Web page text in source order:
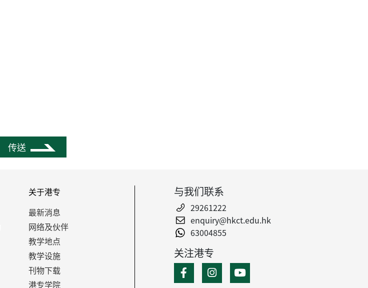
传送
关于港专
最新消息
网络及伙伴
教学地点
教学设施
刊物下载
港专学院
与我们联系
29261222
enquiry@hkct.edu.hk
63004855
关注港专